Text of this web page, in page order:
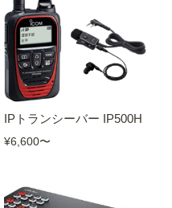
IPトランシーバー IP500H
¥6,600〜